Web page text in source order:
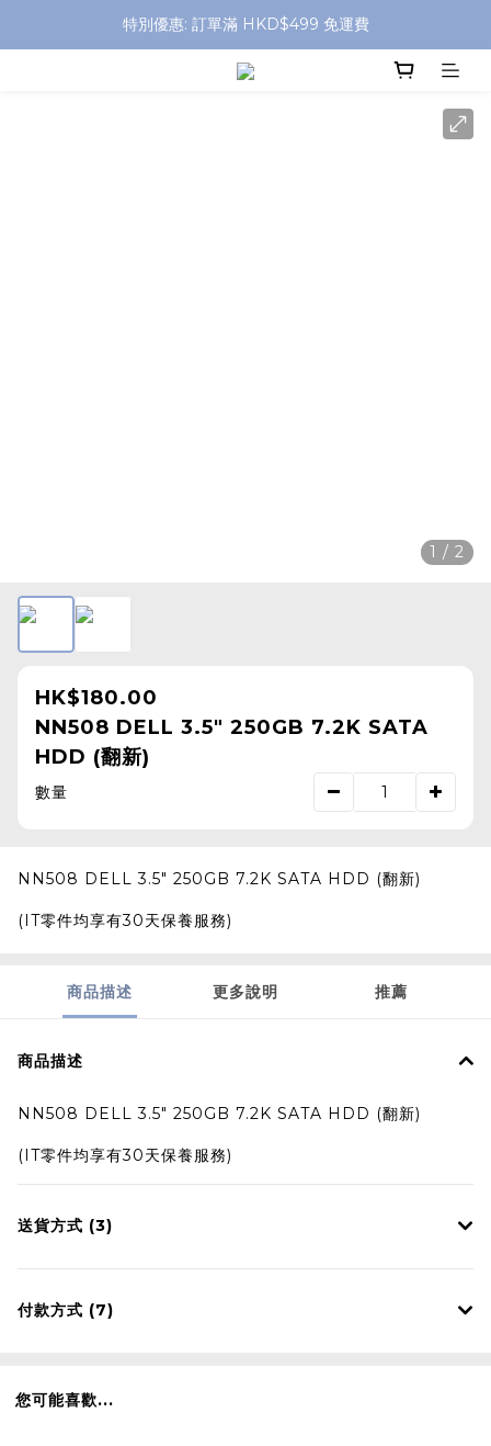
特別優惠: 訂單滿 HKD$499 免運費
特別優惠: 訂單滿 HKD$499 免運費
門店自取 任何消費免運費
1 / 2
HK$180.00
NN508 DELL 3.5" 250GB 7.2K SATA
HDD (翻新)
數量
NN508 DELL 3.5" 250GB 7.2K SATA HDD (翻新)
(IT零件均享有30天保養服務)
商品描述 更多說明 推薦
商品描述
NN508 DELL 3.5" 250GB 7.2K SATA HDD (翻新)
(IT零件均享有30天保養服務)
送貨方式 (3)
付款方式 (7)
您可能喜歡...